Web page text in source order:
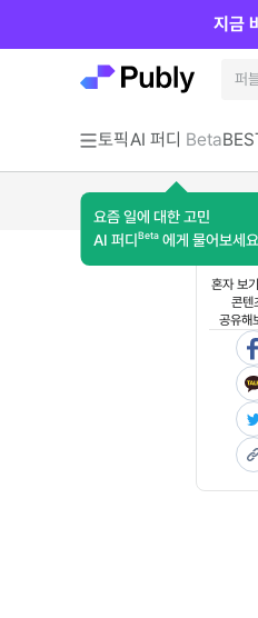
토픽AI 퍼디 Beta
요즘 일에 대한 고민
AI 퍼디 Beta 에게 물어보세요
지금
혼자 보
콘텐
공유해